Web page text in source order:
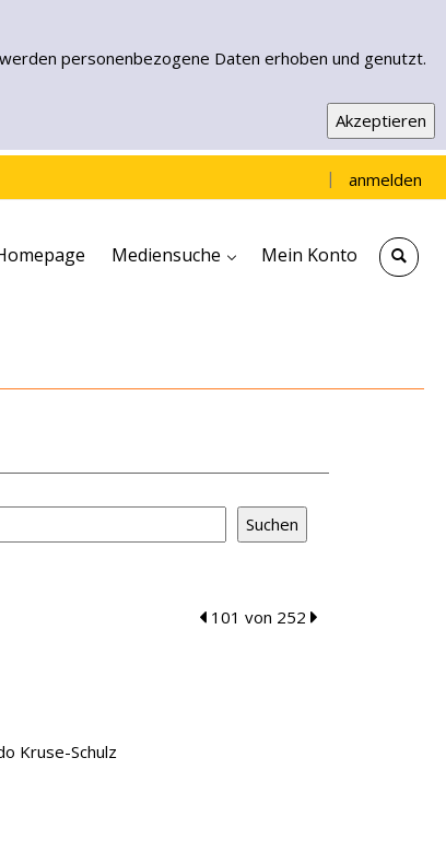
personenbezogene Daten erhoben und genutzt.
| anmelden
Mediensuche
Mein Konto
zum vorherigen Treffer blättern
101 von 252 zum nächsten
Kruse-Schulz